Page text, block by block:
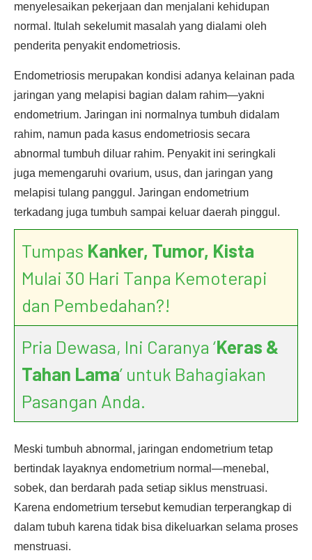
menyelesaikan pekerjaan dan menjalani kehidupan
normal. Itulah sekelumit masalah yang dialami oleh
penderita penyakit endometriosis.
Endometriosis merupakan kondisi adanya kelainan pada
jaringan yang melapisi bagian dalam rahim—yakni
endometrium. Jaringan ini normalnya tumbuh didalam
rahim, namun pada kasus endometriosis secara
abnormal tumbuh diluar rahim. Penyakit ini seringkali
juga memengaruhi ovarium, usus, dan jaringan yang
melapisi tulang panggul. Jaringan endometrium
terkadang juga tumbuh sampai keluar daerah pinggul.
Tumpas Kanker, Tumor, Kista
Mulai 30 Hari Tanpa Kemoterapi
dan Pembedahan?!
Pria Dewasa, Ini Caranya ‘Keras &
Tahan Lama’ untuk Bahagiakan
Pasangan Anda.
Meski tumbuh abnormal, jaringan endometrium tetap
bertindak layaknya endometrium normal—menebal,
sobek, dan berdarah pada setiap siklus menstruasi.
Karena endometrium tersebut kemudian terperangkap di
dalam tubuh karena tidak bisa dikeluarkan selama proses
menstruasi.